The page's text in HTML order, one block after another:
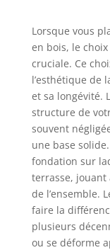
Lorsque vous
en bois, le
cruciale. Ce
l’esthétique de
et sa longévité.
structure de
souvent
une base
fondation sur
terrasse,
de l’ensemble.
faire la
plusieurs
ou se déforme